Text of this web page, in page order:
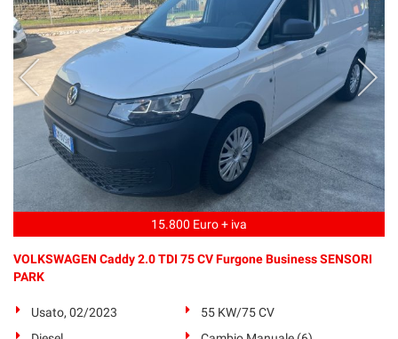
15.800 Euro + iva
VOLKSWAGEN Caddy 2.0 TDI 75 CV Furgone Business SENSORI
PARK
Usato, 02/2023
55 KW/75 CV